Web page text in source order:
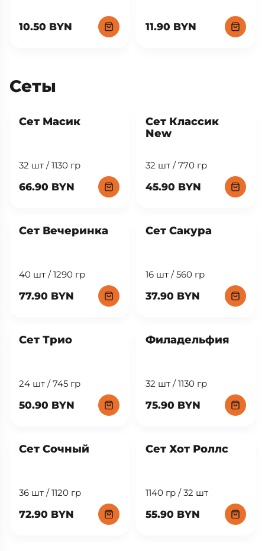
10.50 BYN 11.90 BYN
Сеты
Сет Масик
32 шт / 1130 гр
66.90 BYN
Сет Классик
New
32 шт / 770 гр
45.90 BYN
Сет Вечеринка
40 шт / 1290 гр
77.90 BYN
Сет Сакура
16 шт / 560 гр
37.90 BYN
Сет Трио
24 шт / 745 гр
50.90 BYN
Филадельфия
32 шт / 1130 гр
75.90 BYN
Сет Сочный
36 шт / 1120 гр
72.90 BYN
Сет Хот Роллс
1140 гр / 32 шт
55.90 BYN